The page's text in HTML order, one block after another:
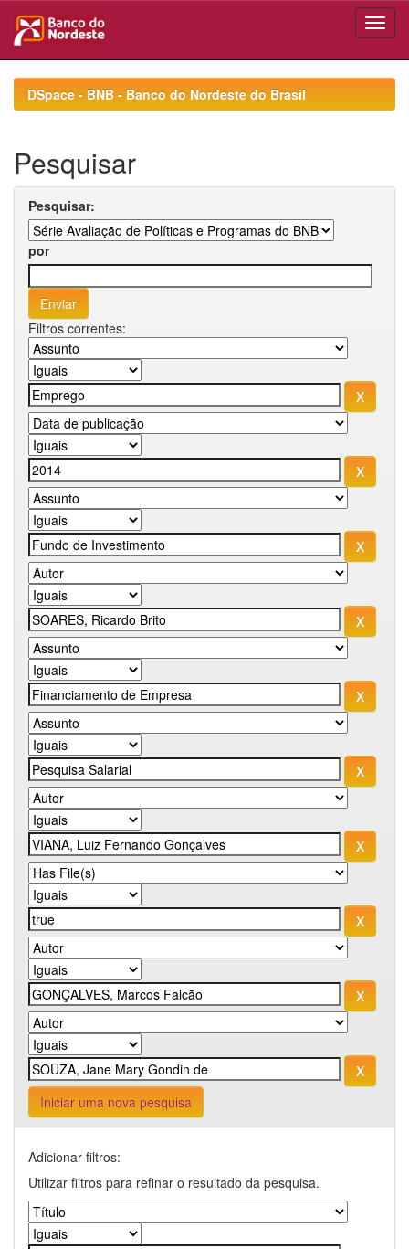
navigationDSpace - BNB - Banco do Nordeste do Brasil
Pesquisar
Pesquisar:
por
Filtros correntes:
Iniciar uma nova pesquisa
Adicionar filtros:
Utilizar filtros para refinar o resultado da pesquisa.